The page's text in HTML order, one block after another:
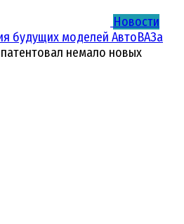
Новости
будущих моделей АвтоВАЗа
патентовал немало новых